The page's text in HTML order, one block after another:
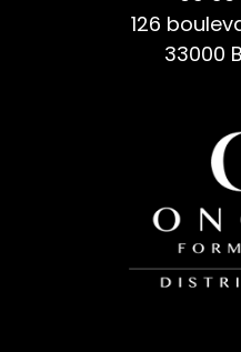
126
33000